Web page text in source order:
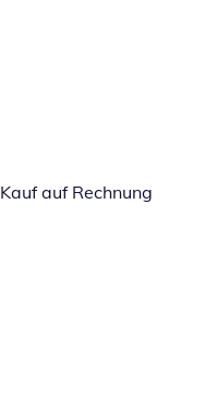
Kauf auf Rechnung